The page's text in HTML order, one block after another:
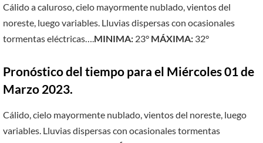
Cálido a caluroso, cielo mayormente nublado, vientos del
noreste, luego variables. Lluvias dispersas con ocasionales
tormentas eléctricas….MINIMA: 23° MÁXIMA: 32°
Pronóstico del tiempo para el Miércoles 01 de
Marzo 2023.
Cálido, cielo mayormente nublado, vientos del noreste, luego
variables. Lluvias dispersas con ocasionales tormentas